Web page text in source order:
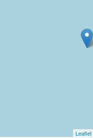
Leaflet